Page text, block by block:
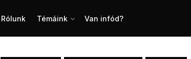
Rólunk Témáink Van infód?